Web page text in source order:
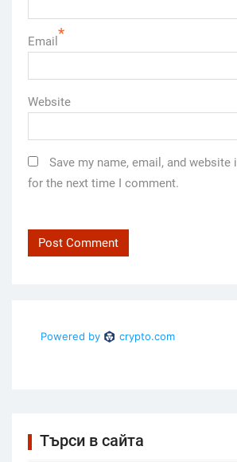
Email *
Website
Save my name, email, and website
for the next time I comment.
Търси в сайта